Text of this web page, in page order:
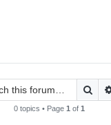
0 topics • Page 1 of 1